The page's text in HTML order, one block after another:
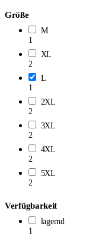
Größe
M
1
XL
2
L
1
2XL
2
3XL
2
4XL
2
5XL
2
Verfügbarkeit
lagernd
1